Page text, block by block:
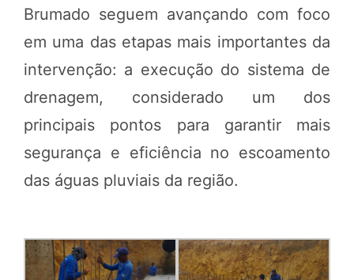
Brumado seguem avançando com foco
em uma das etapas mais importantes da
intervenção: a execução do sistema de
drenagem, considerado um dos
principais pontos para garantir mais
segurança e eficiência no escoamento
das águas pluviais da região.